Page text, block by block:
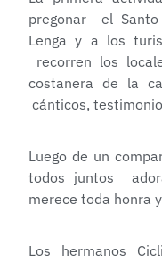
pregonar el
Lenga y a los
recorren los
costanera de la
cánticos,
Luego de un
todos juntos
merece toda honra
Los hermanos